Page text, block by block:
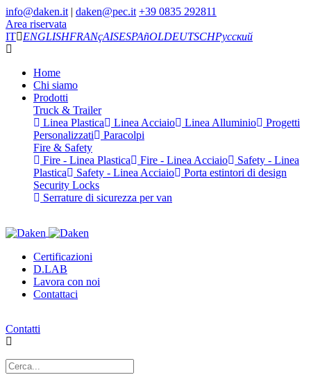
info@daken.it | daken@pec.it +39 0835 292811
Area riservata
IT
ENGLISHFRANçAISESPAñOLDEUTSCHРусский
Home
Chi siamo
Prodotti
Truck & Trailer
Linea Plastica
Linea Acciaio Linea Alluminio
Progetti
Personalizzati
Paracolpi
Fire & Safety
Fire - Linea Plastica
Fire - Linea Acciaio
Safety - Linea
Plastica
Safety - Linea Acciaio
Porta estintori di design
Security Locks
Serrature di sicurezza per van
Certificazioni
D.LAB
Lavora con noi
Contattaci
Contatti